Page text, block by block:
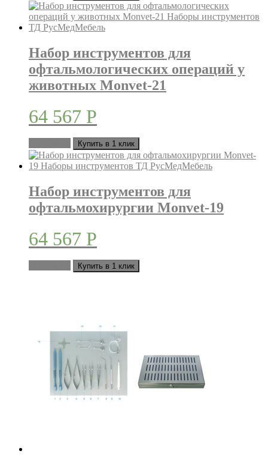
Набор инструментов для
офтальмологических операций у
животных Monvet-21
64 567 Р
Купить в 1 клик
Набор инструментов для
офтальмохирургии Monvet-19
64 567 Р
Купить в 1 клик